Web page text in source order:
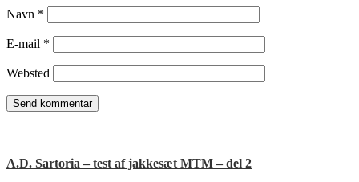
Navn *
E-mail *
Websted
A.D. Sartoria – test af jakkesæt MTM – del 2